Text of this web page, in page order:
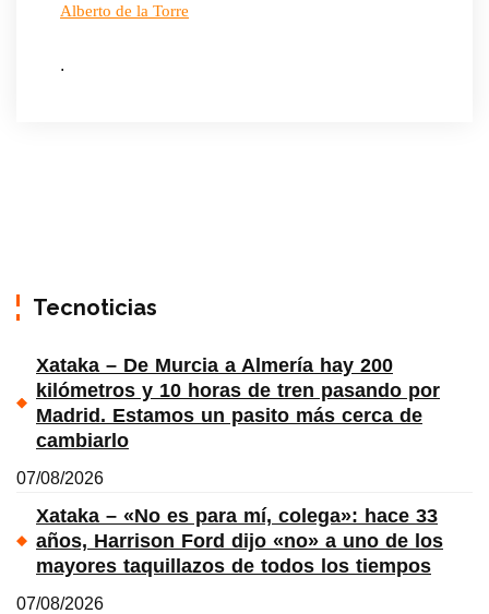
Alberto de la Torre
.
Tecnoticias
Xataka – De Murcia a Almería hay 200
kilómetros y 10 horas de tren pasando por
Madrid. Estamos un pasito más cerca de
cambiarlo
07/08/2026
Xataka – «No es para mí, colega»: hace 33
años, Harrison Ford dijo «no» a uno de los
mayores taquillazos de todos los tiempos
07/08/2026